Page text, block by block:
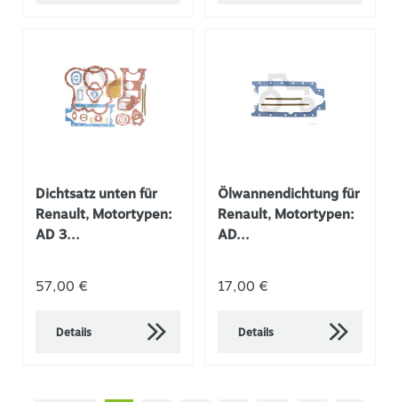
Dichtsatz unten für
Renault, Motortypen:
AD 3...
57,00 €
Details
Ölwannendichtung für
Renault, Motortypen:
AD...
17,00 €
Details